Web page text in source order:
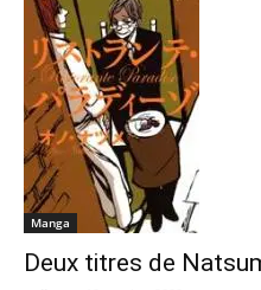
Manga
Deux titres de